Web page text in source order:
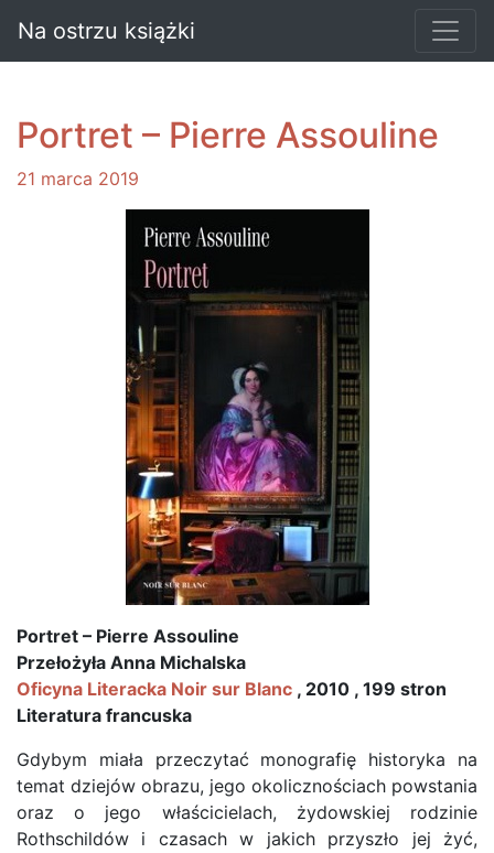
Na ostrzu książki
Portret – Pierre Assouline
21 marca 2019
Portret – Pierre Assouline
Przełożyła Anna Michalska
Oficyna Literacka Noir sur Blanc , 2010 , 199 stron
Literatura francuska
Gdybym miała przeczytać monografię historyka na
temat dziejów obrazu, jego okolicznościach powstania
oraz o jego właścicielach, żydowskiej rodzinie
Rothschildów i czasach w jakich przyszło jej żyć,